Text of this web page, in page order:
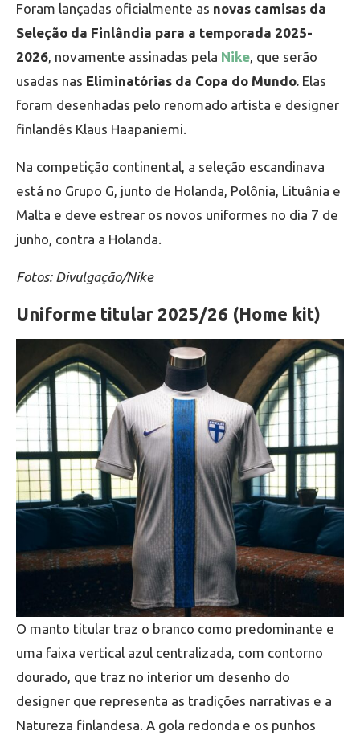
Foram lançadas oficialmente as novas camisas da
Seleção da Finlândia para a temporada 2025-
2026, novamente assinadas pela Nike, que serão
usadas nas Eliminatórias da Copa do Mundo. Elas
foram desenhadas pelo renomado artista e designer
finlandês Klaus Haapaniemi.
Na competição continental, a seleção escandinava
está no Grupo G, junto de Holanda, Polônia, Lituânia e
Malta e deve estrear os novos uniformes no dia 7 de
junho, contra a Holanda.
Fotos: Divulgação/Nike
Uniforme titular 2025/26 (Home kit)
O manto titular traz o branco como predominante e
uma faixa vertical azul centralizada, com contorno
dourado, que traz no interior um desenho do
designer que representa as tradições narrativas e a
Natureza finlandesa. A gola redonda e os punhos